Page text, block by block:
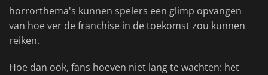
horrorthema's kunnen spelers een glimp opvangen
van hoe ver de franchise in de toekomst zou kunnen
reiken.
Hoe dan ook, fans hoeven niet lang te wachten: het